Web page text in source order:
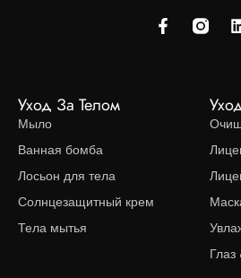
Уход За Телом
Мыло
Ванная бомба
Лосьон для тела
Солнцезащитный крем
Тела мытья
Глаз